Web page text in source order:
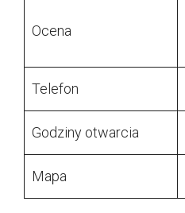
Ocena
Telefon
Godziny otwarcia
Mapa